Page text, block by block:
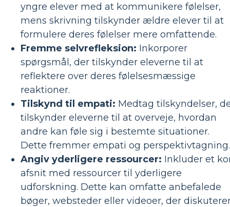
yngre elever med at kommunikere følelser,
mens skrivning tilskynder ældre elever til at
formulere deres følelser mere omfattende.
Fremme selvrefleksion: Inkorporer
spørgsmål, der tilskynder eleverne til at
reflektere over deres følelsesmæssige
reaktioner.
Tilskynd til empati: Medtag tilskyndelser,
tilskynder eleverne til at overveje, hvordan
andre kan føle sig i bestemte situationer.
Dette fremmer empati og perspektivtagning.
Angiv yderligere ressourcer: Inkluder et
afsnit med ressourcer til yderligere
udforskning. Dette kan omfatte anbefalede
bøger, websteder eller videoer, der